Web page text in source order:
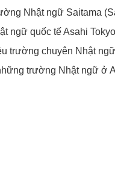
Nhật ngữ Saitama
ngữ quốc tế Asahi Tokyo
trường chuyên Nhật
trường Nhật ngữ ở